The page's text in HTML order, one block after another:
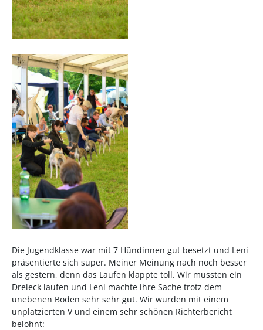
Die Jugendklasse war mit 7 Hündinnen gut besetzt und Leni
präsentierte sich super. Meiner Meinung nach noch besser
als gestern, denn das Laufen klappte toll. Wir mussten ein
Dreieck laufen und Leni machte ihre Sache trotz dem
unebenen Boden sehr sehr gut. Wir wurden mit einem
unplatzierten V und einem sehr schönen Richterbericht
belohnt: